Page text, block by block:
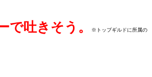
で吐きそう。 ※トップギルドに所属の